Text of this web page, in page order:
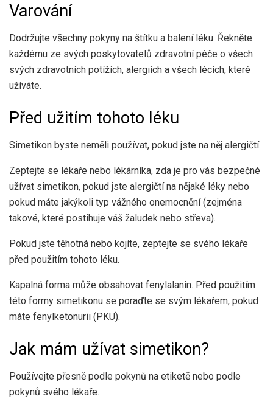
Varování
Dodržujte všechny pokyny na štítku a balení léku. Řekněte
každému ze svých poskytovatelů zdravotní péče o všech
svých zdravotních potížích, alergiích a všech lécích, které
užíváte.
Před užitím tohoto léku
Simetikon byste neměli používat, pokud jste na něj alergičtí.
Zeptejte se lékaře nebo lékárníka, zda je pro vás bezpečné
užívat simetikon, pokud jste alergičtí na nějaké léky nebo
pokud máte jakýkoli typ vážného onemocnění (zejména
takové, které postihuje váš žaludek nebo střeva).
Pokud jste těhotná nebo kojíte, zeptejte se svého lékaře
před použitím tohoto léku.
Kapalná forma může obsahovat fenylalanin. Před použitím
této formy simetikonu se poraďte se svým lékařem, pokud
máte fenylketonurii (PKU).
Jak mám užívat simetikon?
Používejte přesně podle pokynů na etiketě nebo podle
pokynů svého lékaře.